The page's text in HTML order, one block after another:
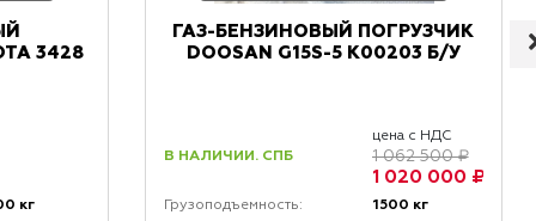
3428
кг
ГАЗ-БЕНЗИНОВЫЙ ПОГРУЗЧИК
DOOSAN G15S-5 K00203 Б/У
В НАЛИЧИИ. СПБ
цена с НДС
1 062 500 ₽
1 020 000 ₽
Грузоподъемность: 1500 кг